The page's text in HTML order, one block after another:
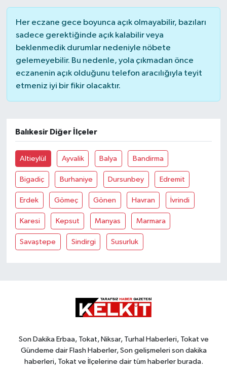
Her eczane gece boyunca açık olmayabilir, bazıları
sadece gerektiğinde açık kalabilir veya
beklenmedik durumlar nedeniyle nöbete
gelemeyebilir. Bu nedenle, yola çıkmadan önce
eczanenin açık olduğunu telefon aracılığıyla teyit
etmeniz iyi bir fikir olacaktır.
Balıkesir Diğer İlçeler
Altieylül Ayvalik Balya Bandirma
Bigadiç Burhaniye Dursunbey Edremit
Erdek Gömeç Gönen Havran İvrindi
Karesi Kepsut Manyas Marmara
Savaştepe Sindirgi Susurluk
Son Dakika Erbaa, Tokat, Niksar, Turhal Haberleri, Tokat ve
Gündeme dair Flash Haberler, Son gelişmeleri son dakika
haberleri, Tokat ve İlçelerine dair tüm haberler burada.